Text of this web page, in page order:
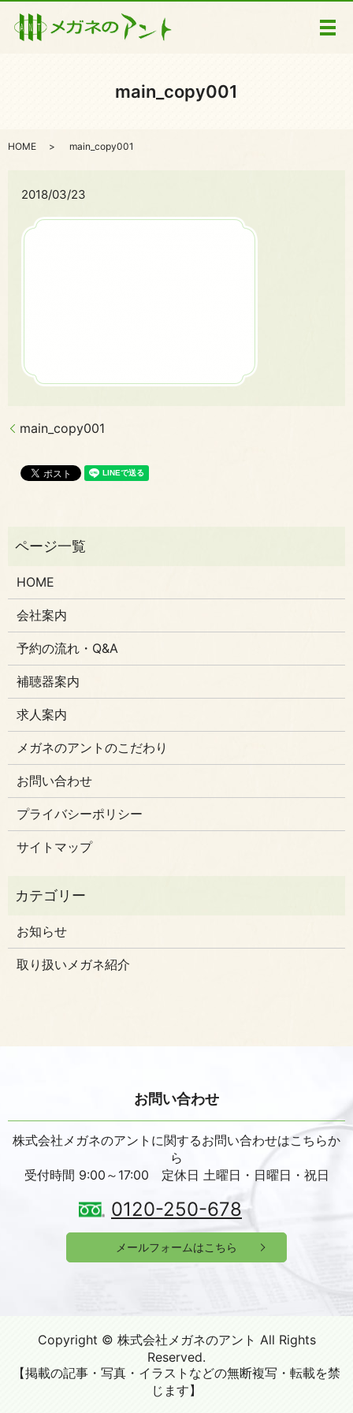
メ
main_copy001
HOME main_copy001
2018/03/23
main_copy001
HOME
会社案内
予約の流れ・Q&A
補聴器案内
求人案内
メガネのアントのこだわり
お問い合わせ
プライバシーポリシー
サイトマップ
お知らせ
取り扱いメガネ紹介
お問い合わせ
株式会社メガネのアントに関するお問い合わせはこちらか
ら
受付時間 9:00～17:00 定休日 土曜日・日曜日・祝日
0120-250-678
メールフォームはこちら
Copyright © 株式会社メガネのアント All Rights
Reserved.
【掲載の記事・写真・イラストなどの無断複写・転載を禁
じます】